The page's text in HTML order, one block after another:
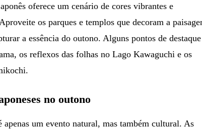
oferece um cenário de cores vibrantes e
os parques e templos que decoram a
a essência do outono. Alguns pontos de destaque
os reflexos das folhas no Lago Kawaguchi e os
no outono
apenas um evento natural, mas também cultural. As